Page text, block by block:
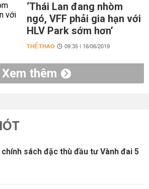
‘Thái Lan đang nhòm
ngó, VFF phải gia hạn với
HLV Park sớm hơn’
THỂ THAO 09:35 | 16/06/2019
Xem thêm
sách đặc thù đầu tư Vành đai 5